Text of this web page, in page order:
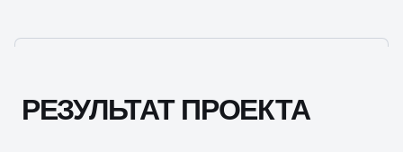
РЕЗУЛЬТАТ ПРОЕКТА